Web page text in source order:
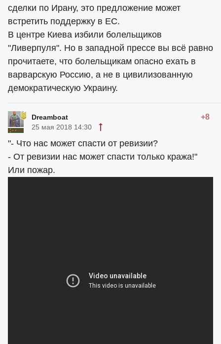
сделки по Ирану, это предложение может
встретить поддержку в ЕС.
В центре Киева избили болельщиков
"Ливерпуля". Но в западной прессе вы всё равно
прочитаете, что болельщикам опасно ехать в
варварскую Россию, а не в цивилизованную
демократическую Украину.
Dreamboat +8
25 мая 2018 14:30
"- Что нас может спасти от ревизии?
- От ревизии нас может спасти только кража!"
Или пожар.